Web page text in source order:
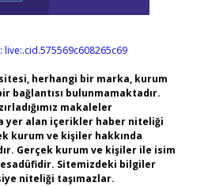
live:.cid.575569c608265c69
herhangi bir marka, kurum
bağlantısı bulunmamaktadır.
makaleler
yer alan içerikler haber niteliği
kurum ve kişiler hakkında
Gerçek kurum ve kişiler ile isim
Sitemizdeki bilgiler
niteliği taşımazlar.